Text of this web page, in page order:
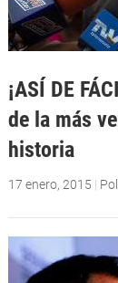
¡ASÍ DE
de la más
historia
17 enero, 2015 |